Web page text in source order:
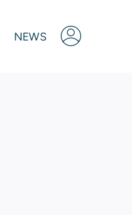
NEWS